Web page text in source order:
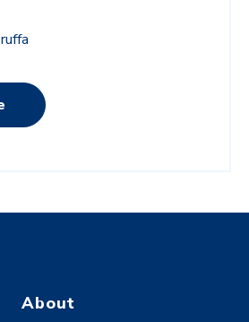
About